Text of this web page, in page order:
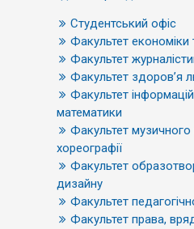
Студентський офіс
Факультет економіки
Факультет
Факультет здоров’я
Факультет
математики
Факультет музичного
хореографії
Факультет
дизайну
Факультет
Факультет права,